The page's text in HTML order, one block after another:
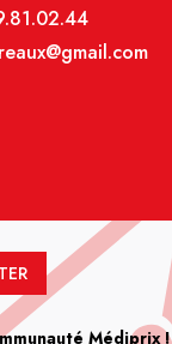
Médiprix !